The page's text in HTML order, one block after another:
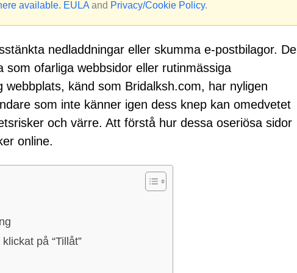
available. EULA and Privacy/Cookie Policy.
nedladdningar eller skumma e-postbilagor. De
ofarliga webbsidor eller rutinmässiga
känd som Bridalksh.com, har nyligen
som inte känner igen dess knep kan omedvetet
och värre. Att förstå hur dessa oseriösa sidor
online.
på “Tillåt”